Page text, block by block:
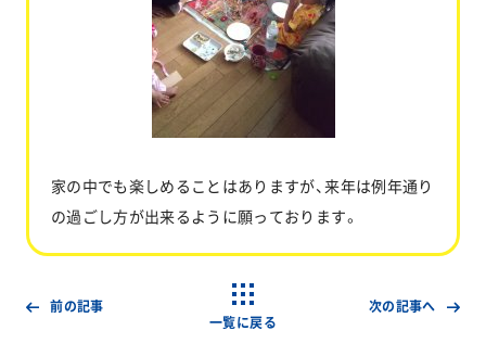
家の中でも楽しめることはありますが、来年は例年通り
の過ごし方が出来るように願っております。
前の記事
一覧に戻る
次の記事へ